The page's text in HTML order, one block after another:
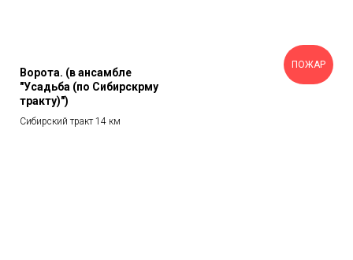
Ворота. (в ансамбле
"Усадьба (по Сибирскрму
тракту)")
Сибирский тракт 14 км
ПОЖАР